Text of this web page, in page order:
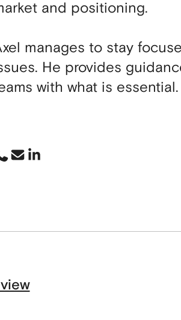
and positioning.
manages to stay
He provides
with what is essential.